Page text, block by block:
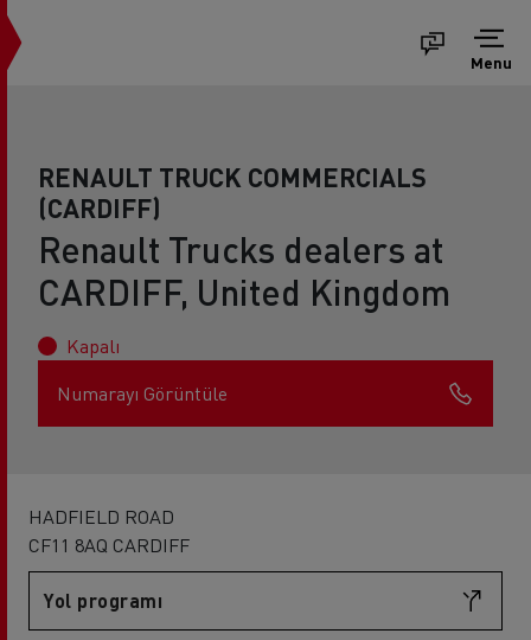
Menu
RENAULT TRUCK COMMERCIALS
(CARDIFF)
Renault Trucks dealers at
CARDIFF, United Kingdom
Kapalı
Numarayı Görüntüle
HADFIELD ROAD
CF11 8AQ CARDIFF
Yol programı